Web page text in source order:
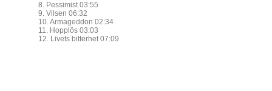
8. Pessimist 03:55
9. Vilsen 06:32
10. Armageddon 02:34
11. Hopplös 03:03
12. Livets bitterhet 07:09